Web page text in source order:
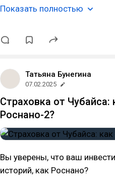
Показать полностью
Татьяна Бунегина
07.02.2025
Страховка от Чубайса:
Роснано-2?
Вы уверены, что ваш
историй, как Роснано?